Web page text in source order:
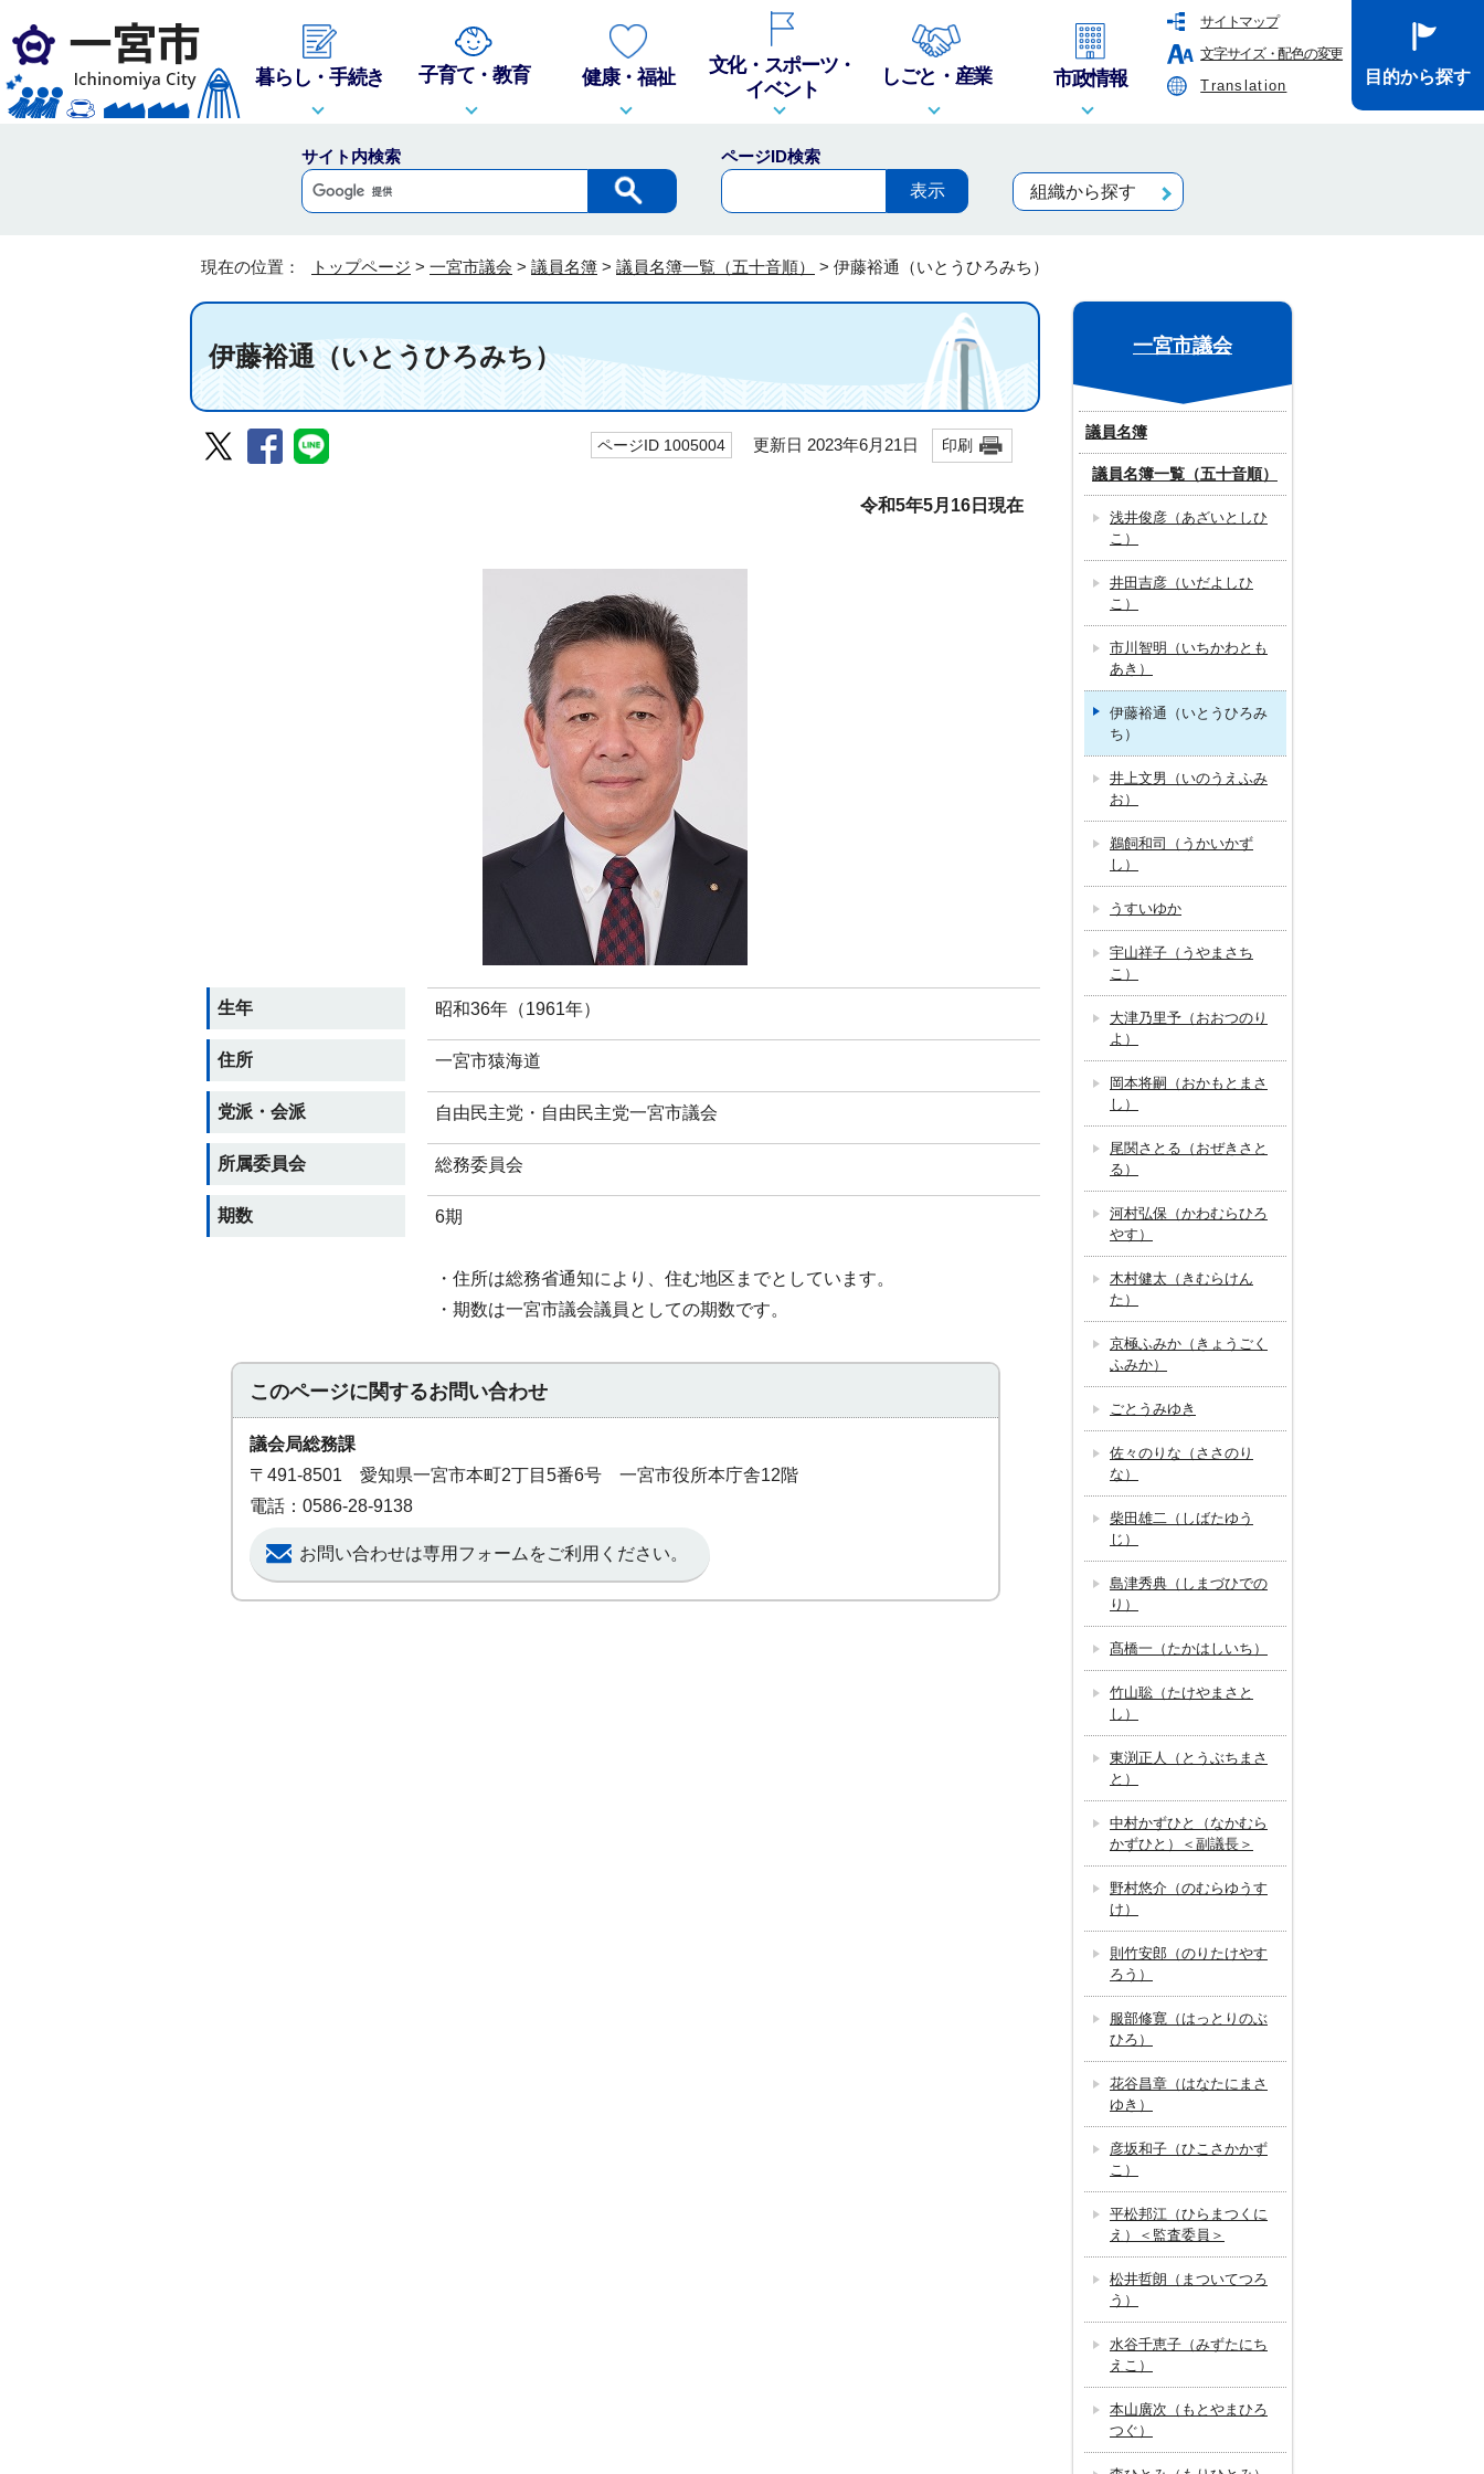
サイトマップ
文字サイズ・配色の変更
Translation
暮らし・手続き 子育て・教育 健康・福祉
文化・スポーツ・
イベント
しごと・産業 市政情報 目的から探す
サイト内検索
ページID検索
組織から探す
現在の位置： トップページ > 一宮市議会 > 議員名簿 > 議員名簿一覧（五十音順） > 伊藤裕通（いとうひろみち）
伊藤裕通（いとうひろみち）
ページID 1005004 更新日 2023年6月21日 印刷
令和5年5月16日現在
生年 昭和36年（1961年）
住所 一宮市猿海道
党派・会派 自由民主党・自由民主党一宮市議会
所属委員会 総務委員会
期数 6期
・住所は総務省通知により、住む地区までとしています。
・期数は一宮市議会議員としての期数です。
このページに関するお問い合わせ
議会局総務課
〒491-8501 愛知県一宮市本町2丁目5番6号 一宮市役所本庁舎12階
電話：0586-28-9138
お問い合わせは専用フォームをご利用ください。
一宮市議会
議員名簿
議員名簿一覧（五十音順）
浅井俊彦（あざいとしひ
こ）
井田吉彦（いだよしひ
こ）
市川智明（いちかわとも
あき）
伊藤裕通（いとうひろみ
ち）
井上文男（いのうえふみ
お）
鵜飼和司（うかいかず
し）
うすいゆか
宇山祥子（うやまさち
こ）
大津乃里予（おおつのり
よ）
岡本将嗣（おかもとまさ
し）
尾関さとる（おぜきさと
る）
河村弘保（かわむらひろ
やす）
木村健太（きむらけん
た）
京極ふみか（きょうごく
ふみか）
ごとうみゆき
佐々のりな（ささのり
な）
柴田雄二（しばたゆう
じ）
島津秀典（しまづひでの
り）
髙橋一（たかはしいち）
竹山聡（たけやまさと
し）
東渕正人（とうぶちまさ
と）
中村かずひと（なかむら
かずひと）＜副議長＞
野村悠介（のむらゆうす
け）
則竹安郎（のりたけやす
ろう）
服部修寛（はっとりのぶ
ひろ）
花谷昌章（はなたにまさ
ゆき）
彦坂和子（ひこさかかず
こ）
平松邦江（ひらまつくに
え）＜監査委員＞
松井哲朗（まついてつろ
う）
水谷千恵子（みずたにち
えこ）
本山廣次（もとやまひろ
つぐ）